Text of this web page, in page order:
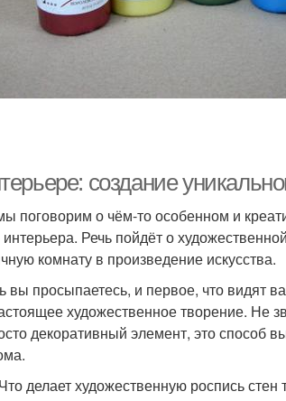
создание
поговорим о чём-то особенном и
Речь пойдёт о
комнату в произведение искусства.
вы просыпаетесь, и первое, что видят
художественное творение. Не
декоративный элемент, это способ
делает художественную роспись